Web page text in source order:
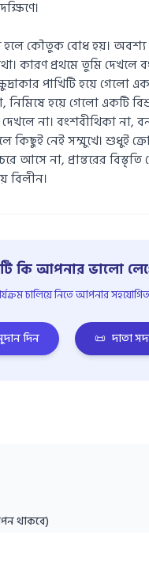
হলে কৌতুক বোধ হয়।
কারণ প্রথমে তুমি দেখলে
পাখিটি হয়ে গেলো
হয়ে গেলো একটি
না। বংশবীথিকা না,
নেই সম্মুখে। শুধুই
আসে না, প্রান্তরের
বিলীন।
কি আপনার ভালো
চালিয়ে নিতে আপনার
দিন 📜 দাতা
থাকবে)